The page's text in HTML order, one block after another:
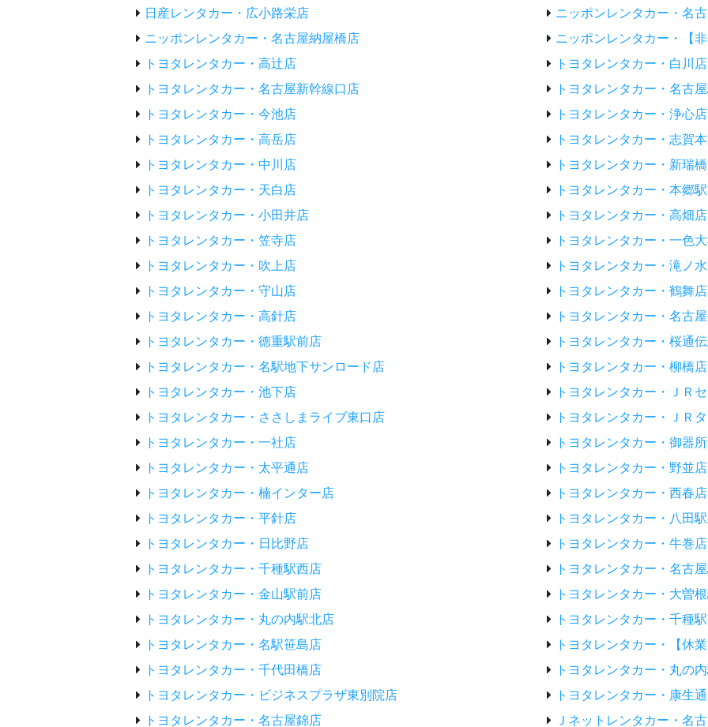
日産レンタカー・広小路栄店
ニッポンレンタカー・名
ニッポンレンタカー・名古屋納屋橋店
ニッポンレンタカー・【
トヨタレンタカー・高辻店
トヨタレンタカー・白川店
トヨタレンタカー・名古屋新幹線口店
トヨタレンタカー・名古
トヨタレンタカー・今池店
トヨタレンタカー・浄心店
トヨタレンタカー・高岳店
トヨタレンタカー・志賀
トヨタレンタカー・中川店
トヨタレンタカー・新瑞
トヨタレンタカー・天白店
トヨタレンタカー・本郷
トヨタレンタカー・小田井店
トヨタレンタカー・高畑店
トヨタレンタカー・笠寺店
トヨタレンタカー・一色
トヨタレンタカー・吹上店
トヨタレンタカー・滝ノ
トヨタレンタカー・守山店
トヨタレンタカー・鶴舞店
トヨタレンタカー・高針店
トヨタレンタカー・名古
トヨタレンタカー・徳重駅前店
トヨタレンタカー・桜通
トヨタレンタカー・名駅地下サンロード店
トヨタレンタカー・柳橋店
トヨタレンタカー・池下店
トヨタレンタカー・ＪＲ
トヨタレンタカー・ささしまライブ東口店
トヨタレンタカー・ＪＲ
トヨタレンタカー・一社店
トヨタレンタカー・御器所
トヨタレンタカー・太平通店
トヨタレンタカー・野並店
トヨタレンタカー・楠インター店
トヨタレンタカー・西春店
トヨタレンタカー・平針店
トヨタレンタカー・八田
トヨタレンタカー・日比野店
トヨタレンタカー・牛巻店
トヨタレンタカー・千種駅西店
トヨタレンタカー・名古
トヨタレンタカー・金山駅前店
トヨタレンタカー・大曽
トヨタレンタカー・丸の内駅北店
トヨタレンタカー・千種
トヨタレンタカー・名駅笹島店
トヨタレンタカー・【休
トヨタレンタカー・千代田橋店
トヨタレンタカー・丸の
トヨタレンタカー・ビジネスプラザ東別院店
トヨタレンタカー・康生
トヨタレンタカー・名古屋錦店
Ｊネットレンタカー・名